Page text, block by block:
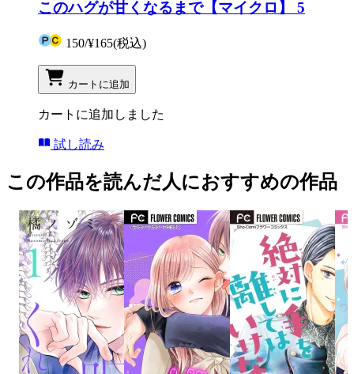
このハグが甘くなるまで【マイクロ】 5
150/¥165(税込)
カートに追加
カートに追加しました
試し読み
この作品を読んだ人におすすめの作品